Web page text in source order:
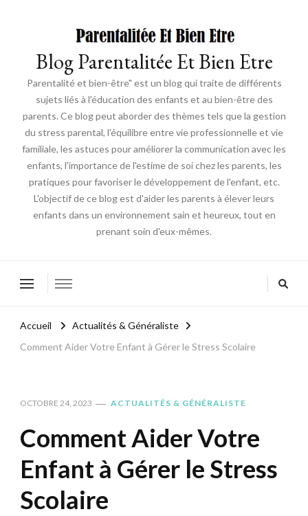
Blog Parentalitée Et Bien Etre
Parentalité et bien-être" est un blog qui traite de différents
sujets liés à l'éducation des enfants et au bien-être des
parents. Ce blog peut aborder des thèmes tels que la gestion
du stress parental, l'équilibre entre vie professionnelle et vie
familiale, les astuces pour améliorer la communication avec les
enfants, l'importance de l'estime de soi chez les parents, les
pratiques pour favoriser le développement de l'enfant, etc.
L'objectif de ce blog est d'aider les parents à élever leurs
enfants dans un environnement sain et heureux, tout en
prenant soin d'eux-mêmes.
Accueil
Actualités & Généraliste
Comment Aider Votre Enfant à Gérer le Stress Scolaire
OCTOBRE 24, 2023 ACTUALITÉS & GÉNÉRALISTE
Comment Aider Votre
Enfant à Gérer le Stress
Scolaire